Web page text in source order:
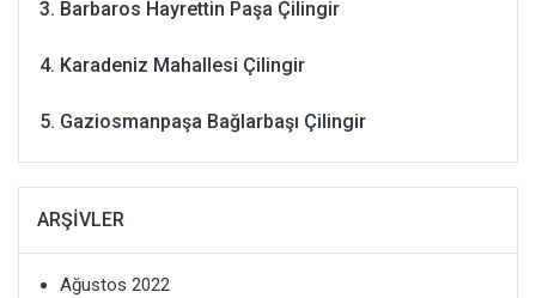
Barbaros Hayrettin Paşa Çilingir
Karadeniz Mahallesi Çilingir
Gaziosmanpaşa Bağlarbaşı Çilingir
ARŞIVLER
Ağustos 2022